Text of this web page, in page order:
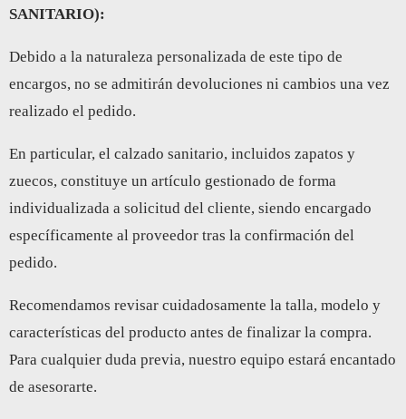
SANITARIO):
Debido a la naturaleza personalizada de este tipo de
encargos, no se admitirán devoluciones ni cambios una vez
realizado el pedido.
En particular, el calzado sanitario, incluidos zapatos y
zuecos, constituye un artículo gestionado de forma
individualizada a solicitud del cliente, siendo encargado
específicamente al proveedor tras la confirmación del
pedido.
Recomendamos revisar cuidadosamente la talla, modelo y
características del producto antes de finalizar la compra.
Para cualquier duda previa, nuestro equipo estará encantado
de asesorarte.